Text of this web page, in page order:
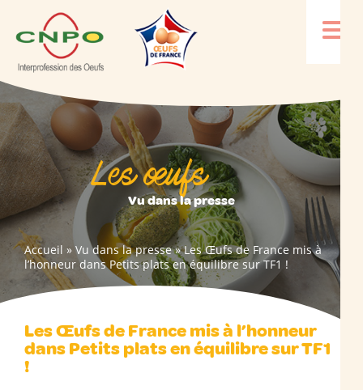
Les œufs
Vu dans la presse
Accueil »Vu dans la presse»Les Œufs de France mis à
l’honneur dans Petits plats en équilibre sur TF1 !
Les Œufs de France mis à l’honneur
dans Petits plats en équilibre sur TF1
!